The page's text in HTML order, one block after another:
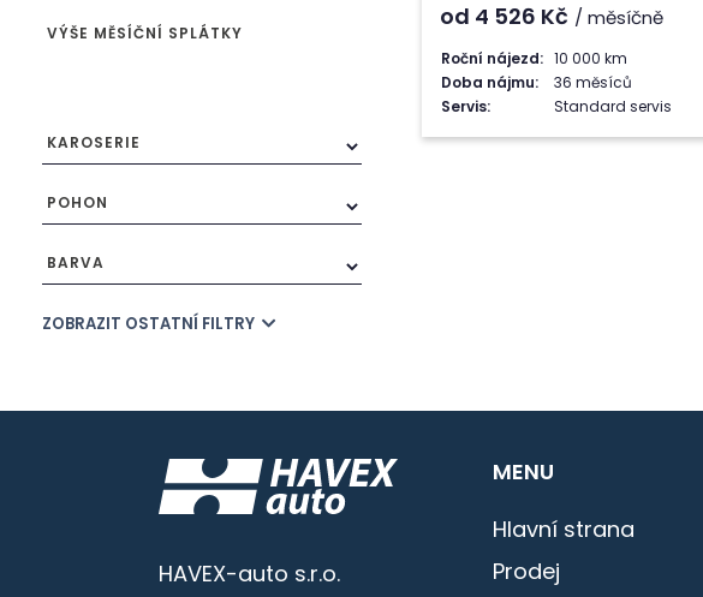
VÝŠE MĚSÍČNÍ SPLÁTKY
KAROSERIE
POHON
BARVA
ZOBRAZIT OSTATNÍ FILTRY
od 4 526 Kč / měsíčně
Roční nájezd: 10 000 km
Doba nájmu:
36 měsíců
Servis:
Standard servis
HAVEX-auto s.r.o.
MENU
Hlavní strana
Prodej